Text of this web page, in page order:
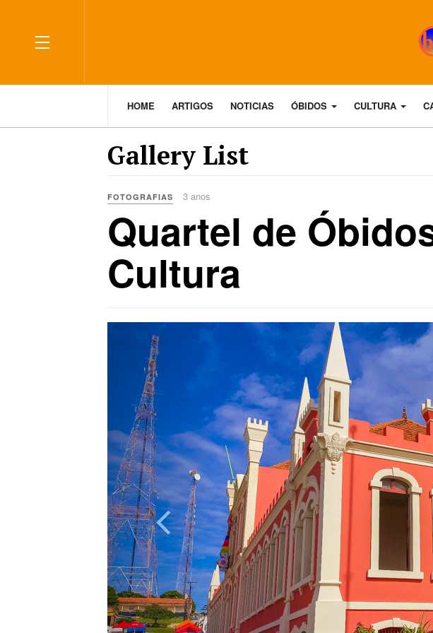
HOME ARTIGOS NOTICIAS ÓBIDOS CULTURA
Gallery List
FOTOGRAFIAS 3 anos
Quartel de
Cultura
Previous